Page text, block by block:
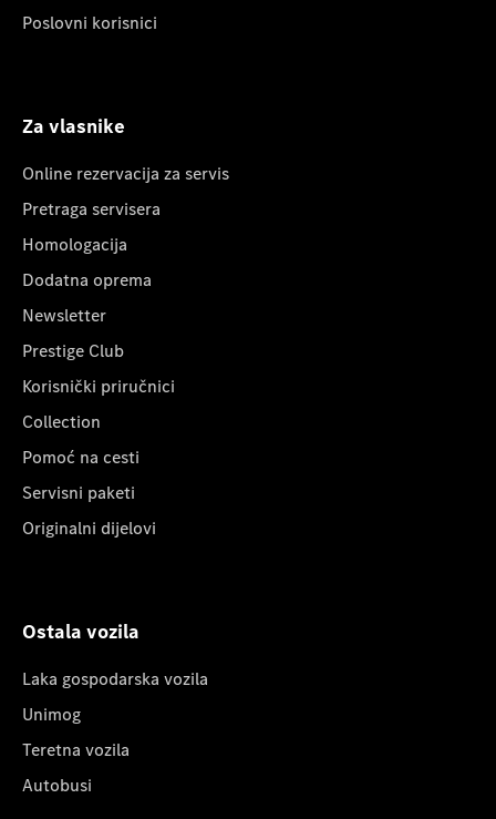
Poslovni korisnici
Za vlasnike
Online rezervacija za servis
Pretraga servisera
Homologacija
Dodatna oprema
Newsletter
Prestige Club
Korisnički priručnici
Collection
Pomoć na cesti
Servisni paketi
Originalni dijelovi
Ostala vozila
Laka gospodarska vozila
Unimog
Teretna vozila
Autobusi